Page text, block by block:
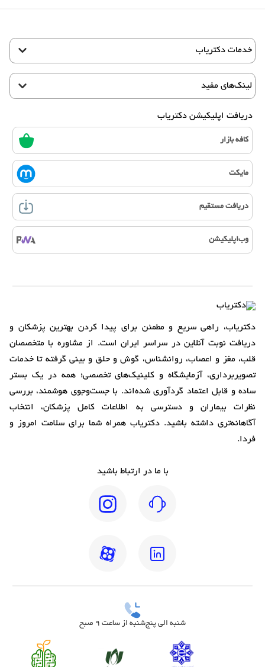
خدمات دکتریاب
لینک‌های مفید
دریافت اپلیکیشن دکتریاب
کافه بازار
مایکت
دریافت مستقیم
وب‌اپلیکیشن
دکتریاب، راهی سریع و مطمئن برای پیدا کردن بهترین پزشکان و
دریافت نوبت آنلاین در سراسر ایران است. از مشاوره با متخصصان
قلب، مغز و اعصاب، روانشناس، گوش و حلق و بینی گرفته تا خدمات
تصویربرداری، آزمایشگاه و کلینیک‌های تخصصی؛ همه در یک بستر
ساده و قابل اعتماد گردآوری شده‌اند. با جست‌وجوی هوشمند، بررسی
نظرات بیماران و دسترسی به اطلاعات کامل پزشکان، انتخاب
آگاهانه‌تری داشته باشید. دکتریاب همراه شما برای سلامت امروز و
فردا.
با ما در ارتباط باشید
شنبه الی پنج‌شنبه از ساعت 9 صبح